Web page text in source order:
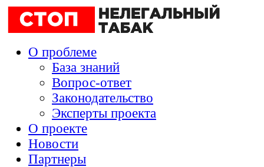
О проблеме
База знаний
Вопрос-ответ
Законодательство
Эксперты проекта
О проекте
Новости
Партнеры